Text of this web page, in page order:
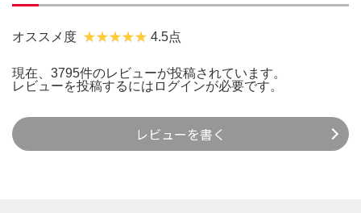
オススメ度 4.5点
現在、3795件のレビューが投稿されています。
レビューを投稿するには ログインが必要です。
レビューを書く